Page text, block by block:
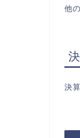
他
決